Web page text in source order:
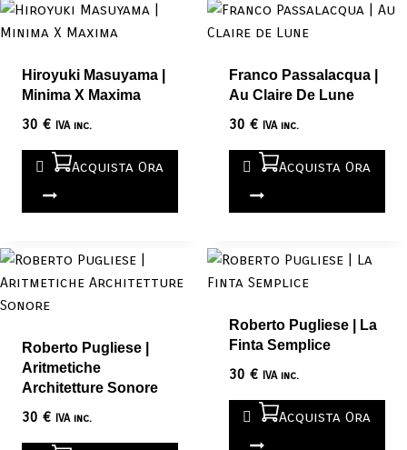
Hiroyuki Masuyama |
Minima X Maxima
30 € IVA inc.
Acquista Ora
Franco Passalacqua |
Au Claire De Lune
30 € IVA inc.
Acquista Ora
Roberto Pugliese |
Aritmetiche
Architetture Sonore
30 € IVA inc.
Roberto Pugliese | La
Finta Semplice
30 € IVA inc.
Acquista Ora